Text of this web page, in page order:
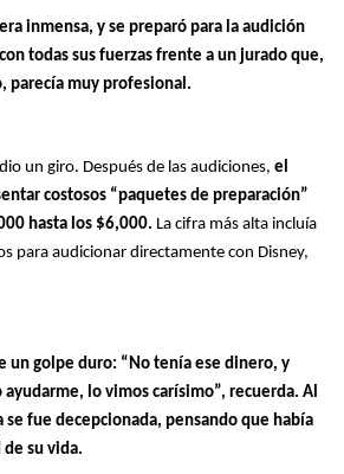
inmensa, y se preparó para la audición
todas sus fuerzas frente a un jurado que,
parecía muy profesional.
un giro. Después de las audiciones, el
costosos “paquetes de preparación”
hasta los $6,000. La cifra más alta incluía
para audicionar directamente con Disney,
un golpe duro: “No tenía ese dinero, y
lo vimos carísimo”, recuerda. Al
se fue decepcionada, pensando que había
su vida.